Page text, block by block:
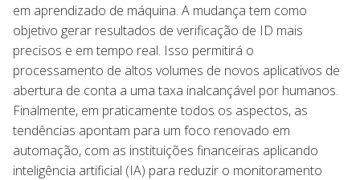
em aprendizado de máquina. A mudança tem como
objetivo gerar resultados de verificação de ID mais
precisos e em tempo real. Isso permitirá o
processamento de altos volumes de novos aplicativos de
abertura de conta a uma taxa inalcançável por humanos.
Finalmente, em praticamente todos os aspectos, as
tendências apontam para um foco renovado em
automação, com as instituições financeiras aplicando
inteligência artificial (IA) para reduzir o monitoramento